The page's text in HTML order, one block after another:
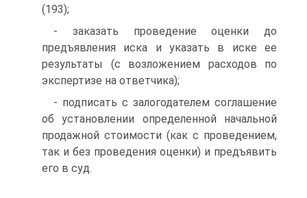
(193);
- заказать проведение оценки до
предъявления иска и указать в иске ее
результаты (с возложением расходов по
экспертизе на ответчика);
- подписать с залогодателем соглашение
об установлении определенной начальной
продажной стоимости (как с проведением,
так и без проведения оценки) и предъявить
его в суд.